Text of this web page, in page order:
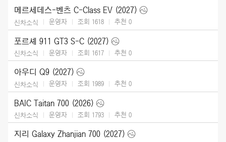
메르세데스-벤츠 C-Class EV (2027)
신차소식 운영자 조회 1618 추천 0
포르셰 911 GT3 S-C (2027)
신차소식 운영자 조회 1617 추천 0
아우디 Q9 (2027)
신차소식 운영자 조회 1989 추천 0
BAIC Taitan 700 (2026)
신차소식 운영자 조회 1793 추천 0
지리 Galaxy Zhanjian 700 (2027)